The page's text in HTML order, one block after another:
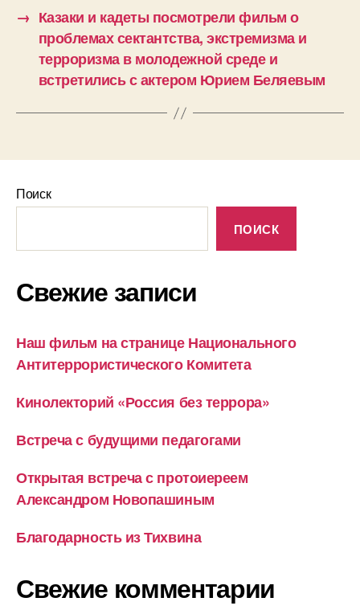
→ Казаки и кадеты посмотрели фильм о
проблемах сектантства, экстремизма и
терроризма в молодежной среде и
встретились с актером Юрием Беляевым
Поиск
ПОИСК
Свежие записи
Наш фильм на странице Национального
Антитеррористического Комитета
Кинолекторий «Россия без террора»
Встреча с будущими педагогами
Открытая встреча с протоиереем
Александром Новопашиным
Благодарность из Тихвина
Свежие комментарии